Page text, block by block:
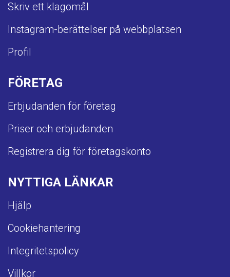
Skriv ett klagomål
Instagram-berättelser på webbplatsen
Profil
FÖRETAG
Erbjudanden för företag
Priser och erbjudanden
Registrera dig för företagskonto
NYTTIGA LÄNKAR
Hjälp
Cookiehantering
Integritetspolicy
Villkor